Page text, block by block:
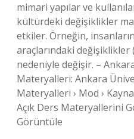
mimari yapılar ve
kültürdeki değişiklikler
etkiler. Örneğin,
araçlarındaki
nedeniyle değişir. –
Materyalleri: Ankara
Materyalleri › Mod ›
Açık Ders Materyallerini
Görüntüle